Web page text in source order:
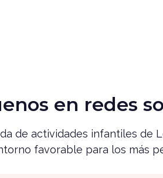
en redes
de actividades infantiles de
favorable para los más